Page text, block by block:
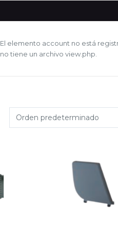
El elemento account no está
no tiene un archivo view.php.